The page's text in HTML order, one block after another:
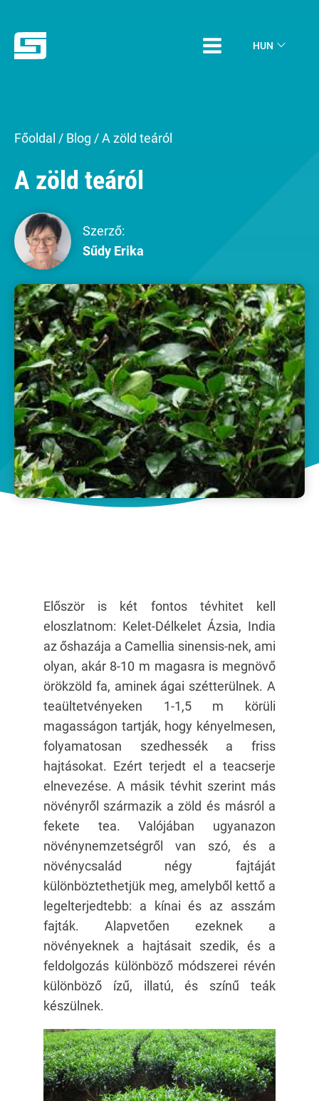
HUN
Főoldal / Blog /A zöld teáról
A zöld teáról
Szerző:
Sűdy Erika
Először is két fontos tévhitet kell
eloszlatnom: Kelet-Délkelet Ázsia, India
az őshazája a Camellia sinensis-nek, ami
olyan, akár 8-10 m magasra is megnövő
örökzöld fa, aminek ágai szétterülnek. A
teaültetvényeken 1-1,5 m körüli
magasságon tartják, hogy kényelmesen,
folyamatosan szedhessék a friss
hajtásokat. Ezért terjedt el a teacserje
elnevezése. A másik tévhit szerint más
növényről származik a zöld és másról a
fekete tea. Valójában ugyanazon
növénynemzetségről van szó, és a
növénycsalád négy fajtáját
különböztethetjük meg, amelyből kettő a
legelterjedtebb: a kínai és az asszám
fajták. Alapvetően ezeknek a
növényeknek a hajtásait szedik, és a
feldolgozás különböző módszerei révén
különböző ízű, illatú, és színű teák
készülnek.